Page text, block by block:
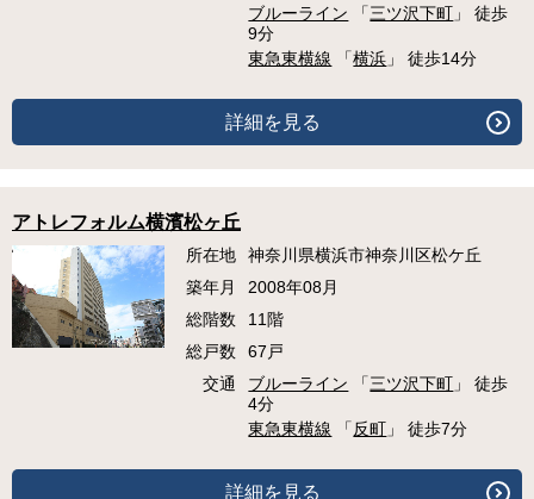
ブルーライン 「三ツ沢下町 」 徒歩
9分
東急東横線 「横浜 」 徒歩14分
詳細を見る
アトレフォルム横濱松ヶ丘
所在地
神奈川県横浜市神奈川区松ケ丘
築年月
2008年08月
総階数
11階
総戸数
67戸
交通
ブルーライン 「三ツ沢下町 」 徒歩
4分
東急東横線 「 反町 」 徒歩7分
詳細を見る